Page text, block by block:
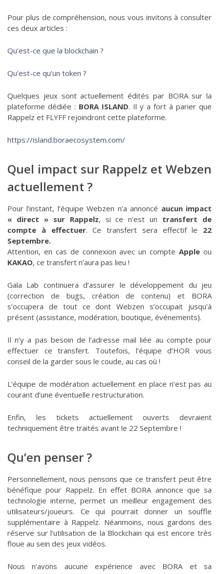
Pour plus de compréhension, nous vous invitons à consulter
ces deux articles :
Qu’est-ce que la blockchain ?
Qu’est-ce qu’un token ?
Quelques jeux sont actuellement édités par BORA sur la
plateforme dédiée : BORA ISLAND. Il y a fort à parier que
Rappelz et FLYFF rejoindront cette plateforme.
https://island.boraecosystem.com/
Quel impact sur Rappelz et Webzen
actuellement ?
Pour l’instant, l’équipe Webzen n’a annoncé aucun impact
« direct » sur Rappelz, si ce n’est un transfert de
compte à effectuer. Ce transfert sera effectif le 22
Septembre.
Attention, en cas de connexion avec un compteAppleou
KAKAO, ce transfert n’aura pas lieu !
Gala Lab continuera d’assurer le développement du jeu
(correction de bugs, création de contenu) et BORA
s’occupera de tout ce dont Webzen s’occupait jusqu’à
présent (assistance, modération, boutique, événements).
Il n’y a pas besoin de l’adresse mail liée au compte pour
effectuer ce transfert. Toutefois, l’équipe d’HOR vous
conseil de la garder sous le coude, au cas où !
L’équipe de modération actuellement en place n’est pas au
courant d’une éventuelle restructuration.
Enfin, les tickets actuellement ouverts devraient
techniquement être traités avant le 22 Septembre !
Qu’en penser ?
Personnellement, nous pensons que ce transfert peut être
bénéfique pour Rappelz. En effet BORA annonce que sa
technologie interne, permet un meilleur engagement des
utilisateurs/joueurs. Ce qui pourrait donner un souffle
supplémentaire à Rappelz. Néanmoins, nous gardons des
réserve sur l’utilisation de la Blockchain qui est encore très
floue au sein des jeux vidéos.
Nous n’avons aucune expérience avec BORA et sa